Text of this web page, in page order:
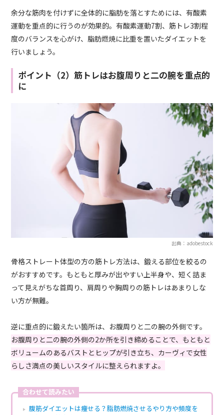
余分な筋肉を付けずに全体的に脂肪を落とすためには、有酸素
運動を重点的に行うのが効果的。有酸素運動7割、筋トレ3割程
度のバランスを心がけ、脂肪燃焼に比重を置いたダイエットを
行いましょう。
ポイント（2）筋トレはお腹周りと二の腕を重点的
に
出典：adobestock
骨格ストレート体型の方の筋トレ方法は、鍛える部位を絞るの
がおすすめです。もともと厚みが出やすい上半身や、短く詰ま
って見えがちな首周り、肩周りや胸周りの筋トレはあまりしな
い方が無難。
逆に重点的に鍛えたい箇所は、お腹周りと二の腕の外側です。
お腹周りと二の腕の外側の2か所を引き締めることで、もともと
ボリュームのあるバストとヒップが引き立ち、カーヴィで女性
らしさ満点の美しいスタイルに整えられますよ。
合わせて読みたい
腹筋ダイエットは痩せる？脂肪燃焼させるやり方や頻度を